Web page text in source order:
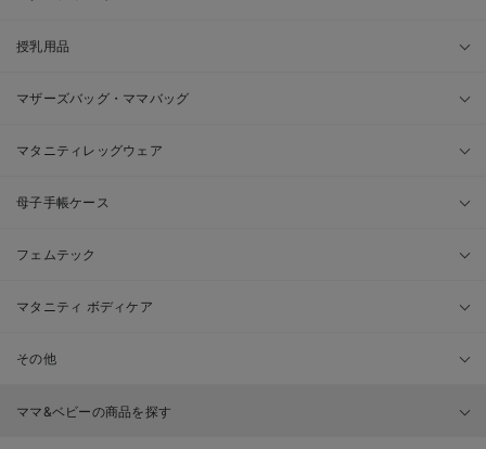
授乳用品
マザーズバッグ・ママバッグ
マタニティレッグウェア
母子手帳ケース
フェムテック
マタニティ ボディケア
その他
ママ&ベビーの商品を探す